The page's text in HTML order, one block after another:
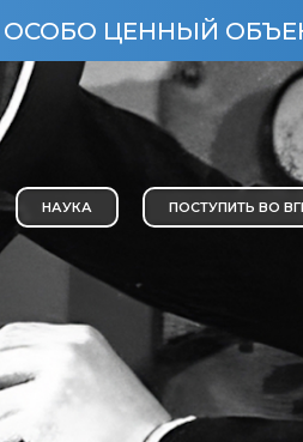
НАУКА ПОСТУПИТЬ ВО